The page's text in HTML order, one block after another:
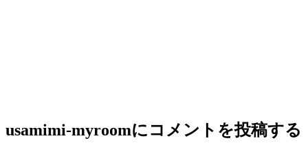
usamimi-myroomにコメントを投稿する